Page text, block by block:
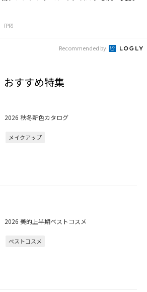
（PR）
Recommended by
おすすめ特集
2026 秋冬新色カタログ
メイクアップ
2026 美的上半期ベストコスメ
ベストコスメ